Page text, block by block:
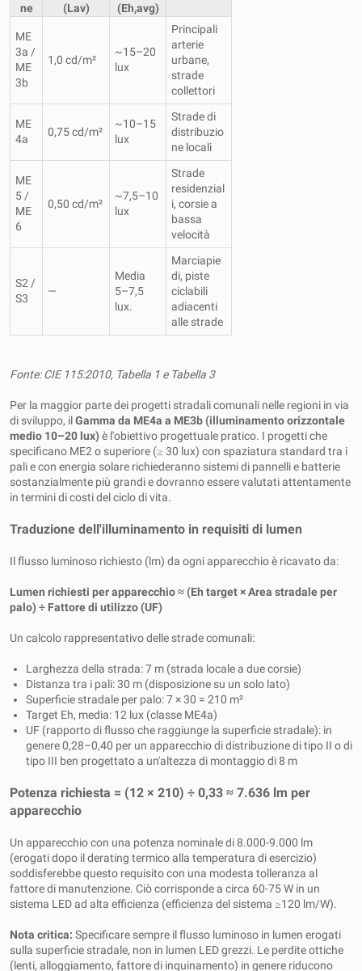
ne
(Lav)
(Eh,avg)
ME
3a /
ME
3b
1,0 cd/m²
~15–20
lux
Principali
arterie
urbane,
strade
collettori
ME
4a
0,75 cd/m²
~10–15
lux
Strade di
distribuzio
ne locali
ME
5 /
ME
6
0,50 cd/m²
~7,5–10
lux
Strade
residenzial
i, corsie a
bassa
velocità
S2 /
S3
—
Media
5–7,5
lux.
Marciapie
di, piste
ciclabili
adiacenti
alle strade
Fonte: CIE 115:2010, Tabella 1 e Tabella 3
Per la maggior parte dei progetti stradali comunali nelle regioni in via
di sviluppo, ilGamma da ME4a a ME3b (illuminamento orizzontale
medio 10–20 lux) è l'obiettivo progettuale pratico. I progetti che
specificano ME2 o superiore (≥ 30 lux) con spaziatura standard tra i
pali e con energia solare richiederanno sistemi di pannelli e batterie
sostanzialmente più grandi e dovranno essere valutati attentamente
in termini di costi del ciclo di vita.
Traduzione dell'illuminamento in requisiti di lumen
Il flusso luminoso richiesto (lm) da ogni apparecchio è ricavato da:
Lumen richiesti per apparecchio ≈ (Eh target × Area stradale per
palo) ÷ Fattore di utilizzo (UF)
Un calcolo rappresentativo delle strade comunali:
Larghezza della strada: 7 m (strada locale a due corsie)
Distanza tra i pali: 30 m (disposizione su un solo lato)
Superficie stradale per palo: 7 × 30 = 210 m²
Target Eh, media: 12 lux (classe ME4a)
UF (rapporto di flusso che raggiunge la superficie stradale): in
genere 0,28–0,40 per un apparecchio di distribuzione di tipo II o di
tipo III ben progettato a un'altezza di montaggio di 8 m
Potenza richiesta = (12 × 210) ÷ 0,33 ≈ 7.636 lm per
apparecchio
Un apparecchio con una potenza nominale di 8.000-9.000 lm
(erogati dopo il derating termico alla temperatura di esercizio)
soddisferebbe questo requisito con una modesta tolleranza al
fattore di manutenzione. Ciò corrisponde a circa 60-75 W in un
sistema LED ad alta efficienza (efficienza del sistema ≥120 lm/W).
Nota critica: Specificare sempre il flusso luminoso in lumen erogati
sulla superficie stradale, non in lumen LED grezzi. Le perdite ottiche
(lenti, alloggiamento, fattore di inquinamento) in genere riducono